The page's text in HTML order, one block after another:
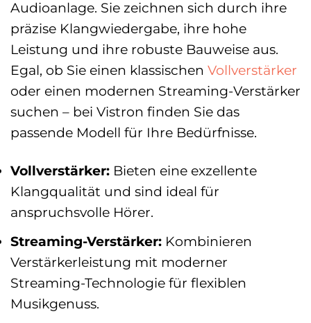
Audioanlage. Sie zeichnen sich durch ihre
präzise Klangwiedergabe, ihre hohe
Leistung und ihre robuste Bauweise aus.
Egal, ob Sie einen klassischen Vollverstärker
oder einen modernen Streaming-Verstärker
suchen – bei Vistron finden Sie das
passende Modell für Ihre Bedürfnisse.
Vollverstärker: Bieten eine exzellente
Klangqualität und sind ideal für
anspruchsvolle Hörer.
Streaming-Verstärker: Kombinieren
Verstärkerleistung mit moderner
Streaming-Technologie für flexiblen
Musikgenuss.